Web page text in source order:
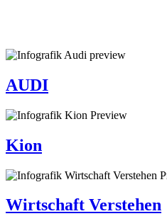
AUDI
Kion
Wirtschaft Verstehen